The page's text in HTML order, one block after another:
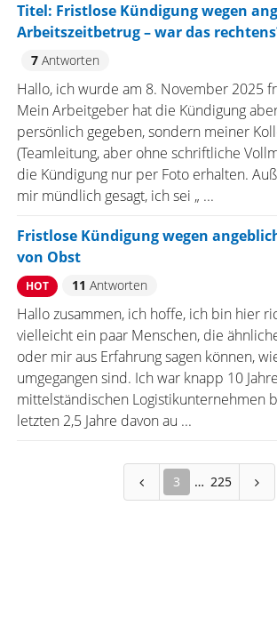
Titel: Fristlose Kündigung wegen
Arbeitszeitbetrug – war das
7Antworten
Hallo, ich wurde am 8. November 2025
Mein Arbeitgeber hat die Kündigung
persönlich gegeben, sondern meiner
(Teamleitung, aber ohne schriftliche
die Kündigung nur per Foto erhalten.
mir mündlich gesagt, ich sei „ ...
Fristlose Kündigung wegen
von Obst
HOT 11 Antworten
Hallo zusammen, ich hoffe, ich bin hier
vielleicht ein paar Menschen, die
oder mir aus Erfahrung sagen können,
umgegangen sind. Ich war knapp 10
mittelständischen Logistikunternehmen
letzten 2,5 Jahre davon au ...
3 225